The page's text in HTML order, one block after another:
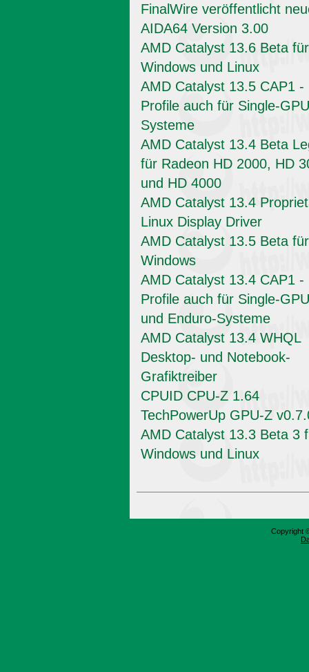
FinalWire veröffentlicht
AIDA64 Version 3.00
AMD Catalyst 13.6 Beta für
Windows und Linux
AMD Catalyst 13.5 CAP1 -
Profile auch für Single-
Systeme
AMD Catalyst 13.4 Beta
für Radeon HD 2000, HD
und HD 4000
AMD Catalyst 13.4
Linux Display Driver
AMD Catalyst 13.5 Beta für
Windows
AMD Catalyst 13.4 CAP1 -
Profile auch für Single-
und Enduro-Systeme
AMD Catalyst 13.4 WHQL
Desktop- und Notebook-
Grafiktreiber
CPUID CPU-Z 1.64
TechPowerUp GPU-Z
AMD Catalyst 13.3 Beta 3
Windows und Linux
Copyright